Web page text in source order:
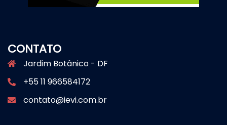
CONTATO
Jardim Botânico - DF
+55 11 966584172
contato@ievi.com.br